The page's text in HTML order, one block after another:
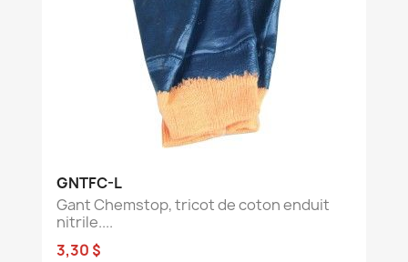
GNTFC-L
Gant Chemstop, tricot de coton enduit
nitrile....
3,30 $